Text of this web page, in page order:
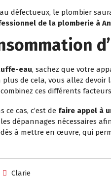
défectueux, le plombier
de la plomberie à
eau, sachez que votre
plus de cela, vous allez
ces différents
cas, c’est de faire appel à
dépannages nécessaires
à mettre en œuvre, qui
Clarie